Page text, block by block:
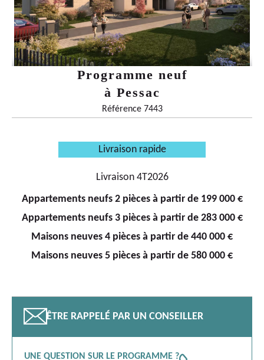
Programme neuf
à Pessac
Référence 7443
Livraison rapide
Livraison 4T2026
Appartements neufs 2 pièces à partir de 199 000 €
Appartements neufs 3 pièces à partir de 283 000 €
Maisons neuves 4 pièces à partir de 440 000 €
Maisons neuves 5 pièces à partir de 580 000 €
📧 ÊTRE RAPPELÉ PAR UN CONSEILLER
UNE QUESTION SUR LE PROGRAMME ?